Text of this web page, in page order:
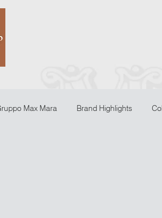
Max Mara Brand Highlights